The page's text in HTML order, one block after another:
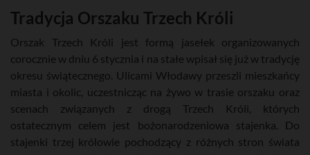
Tradycja Orszaku Trzech Króli
Orszak Trzech Króli jest formą jasełek organizowanych
corocznie w dniu 6 stycznia i na stałe wpisał się już w tradycję
okresu świątecznego. Ulicami Włodawy przeszli mieszkańcy
miasta i okolic, uczestnicząc na żywo w trasie orszaku oraz
scenach związanych z drogą Trzech Króli, których
ostatecznym celem jest bożonarodzeniowa stajenka. Do
stajenki trzej królowie pochodzący z różnych stron świata